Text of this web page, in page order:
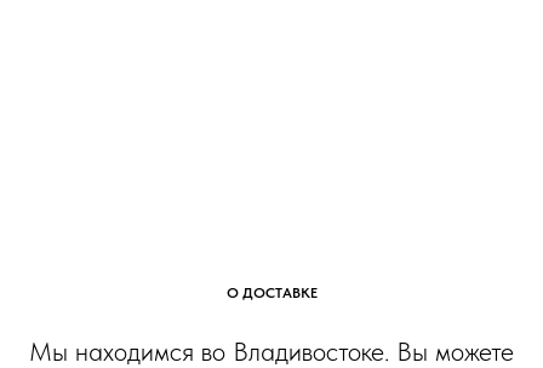
О ДОСТАВКЕ
Мы находимся во Владивостоке. Вы можете